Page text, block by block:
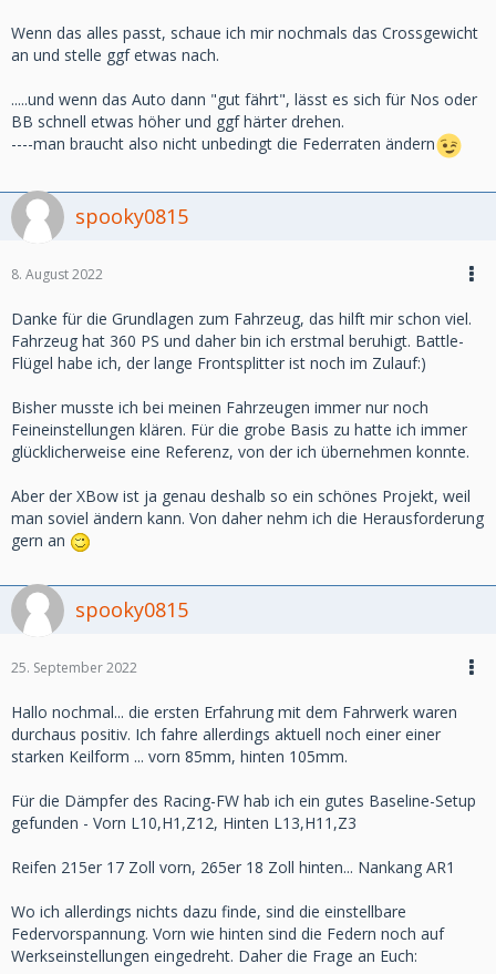
Wenn das alles passt, schaue ich mir nochmals das Crossgewicht
an und stelle ggf etwas nach.
.....und wenn das Auto dann "gut fährt", lässt es sich für Nos oder
BB schnell etwas höher und ggf härter drehen.
----man braucht also nicht unbedingt die Federraten ändern
spooky0815
8. August 2022
Danke für die Grundlagen zum Fahrzeug, das hilft mir schon viel.
Fahrzeug hat 360 PS und daher bin ich erstmal beruhigt. Battle-
Flügel habe ich, der lange Frontsplitter ist noch im Zulauf:)
Bisher musste ich bei meinen Fahrzeugen immer nur noch
Feineinstellungen klären. Für die grobe Basis zu hatte ich immer
glücklicherweise eine Referenz, von der ich übernehmen konnte.
Aber der XBow ist ja genau deshalb so ein schönes Projekt, weil
man soviel ändern kann. Von daher nehm ich die Herausforderung
gern an
spooky0815
25. September 2022
Hallo nochmal... die ersten Erfahrung mit dem Fahrwerk waren
durchaus positiv. Ich fahre allerdings aktuell noch einer einer
starken Keilform ... vorn 85mm, hinten 105mm.
Für die Dämpfer des Racing-FW hab ich ein gutes Baseline-Setup
gefunden - Vorn L10,H1,Z12, Hinten L13,H11,Z3
Reifen 215er 17 Zoll vorn, 265er 18 Zoll hinten... Nankang AR1
Wo ich allerdings nichts dazu finde, sind die einstellbare
Federvorspannung. Vorn wie hinten sind die Federn noch auf
Werkseinstellungen eingedreht. Daher die Frage an Euch: